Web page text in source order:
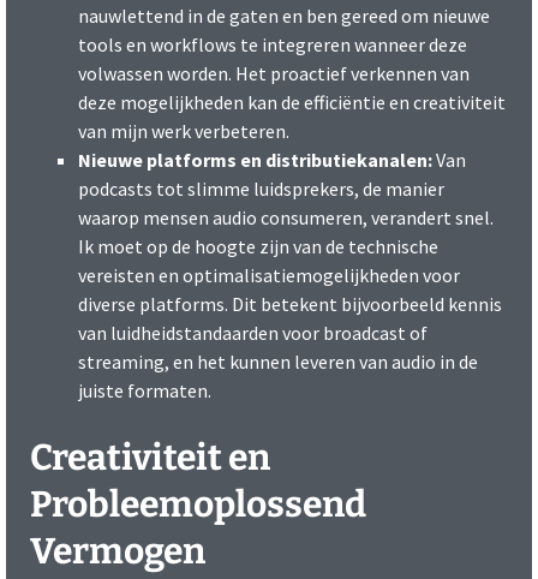
nauwlettend in de gaten en ben gereed om nieuwe
tools en workflows te integreren wanneer deze
volwassen worden. Het proactief verkennen van
deze mogelijkheden kan de efficiëntie en creativiteit
van mijn werk verbeteren.
Nieuwe platforms en distributiekanalen:Van
podcasts tot slimme luidsprekers, de manier
waarop mensen audio consumeren, verandert snel.
Ik moet op de hoogte zijn van de technische
vereisten en optimalisatiemogelijkheden voor
diverse platforms. Dit betekent bijvoorbeeld kennis
van luidheidstandaarden voor broadcast of
streaming, en het kunnen leveren van audio in de
juiste formaten.
Creativiteit en
Probleemoplossend
Vermogen